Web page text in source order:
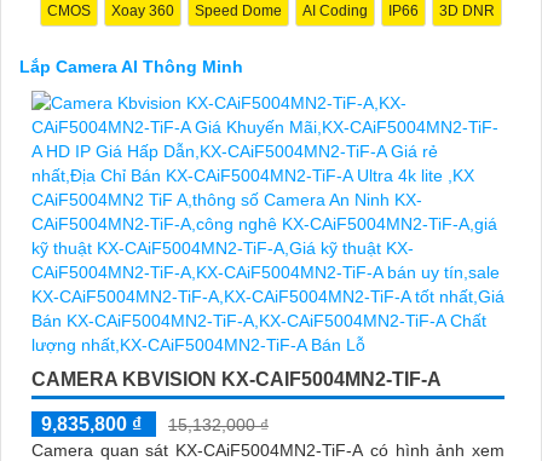
CMOS Xoay 360 Speed Dome AI Coding IP66 3D DNR
Lắp Camera AI Thông Minh
CAMERA KBVISION KX-CAIF5004MN2-TIF-A
9,835,800 ₫
15,132,000 ₫
Camera quan sát KX-CAiF5004MN2-TiF-A có hình ảnh xem